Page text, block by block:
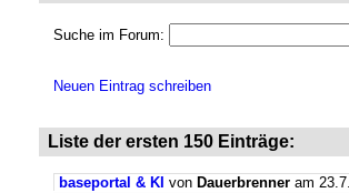
Suche im Forum:
Neuen Eintrag schreiben
Liste der ersten 150 Einträge:
baseportal & KI von Dauerbrenner am